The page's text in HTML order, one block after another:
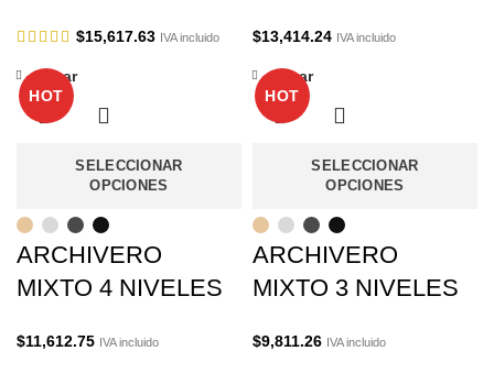
$15,617.63 IVA incluido $13,414.24 IVA incluido
HOT
SELECCIONAR
OPCIONES
Cerrar
ARCHIVERO
MIXTO 4 NIVELES
$11,612.75 IVA incluido
HOT
SELECCIONAR
OPCIONES
Cerrar
ARCHIVERO
MIXTO 3 NIVELES
$9,811.26 IVA incluido